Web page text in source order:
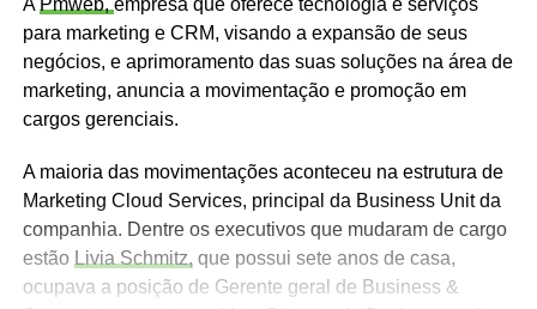
para marketing e CRM, visando a expansão de seus
negócios, e aprimoramento das suas soluções na área de
marketing, anuncia a movimentação e promoção em
cargos gerenciais.
A maioria das movimentações aconteceu na estrutura de
Marketing Cloud Services, principal da Business Unit da
companhia. Dentre os executivos que mudaram de cargo
estão Livia Schmitz, que possui sete anos de casa,
ocupava a posição de Gerente geral de Business &